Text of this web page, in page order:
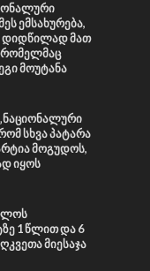
ემსახურება,
დიდწილად მათ
რომელმაც
მოუტანა
სხვა პატარა
მოგუდოს,
იყოს
1 წლით და 6
მიესაჯა